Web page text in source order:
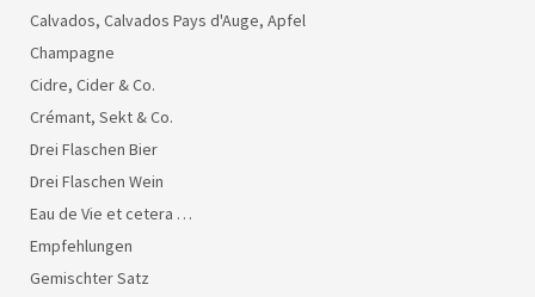
Calvados, Calvados Pays d'Auge, Apfel
Champagne
Cidre, Cider & Co.
Crémant, Sekt & Co.
Drei Flaschen Bier
Drei Flaschen Wein
Eau de Vie et cetera …
Empfehlungen
Gemischter Satz